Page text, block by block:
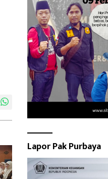
Lapor Pak Purbaya